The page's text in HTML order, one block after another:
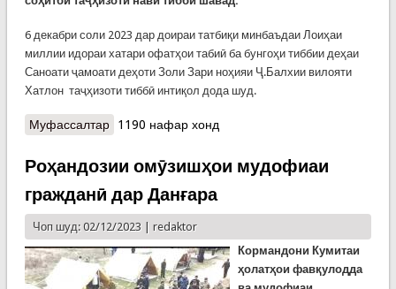
6 декабри соли 2023 дар доираи татбиқи минбаъдаи Лоиҳаи
миллии идораи хатари офатҳои табиӣ ба бунгоҳи тиббии деҳаи
Саноати ҷамоати деҳоти Золи Зари ноҳияи Ҷ.Балхии вилояти
Хатлон таҷҳизоти тиббӣ интиқол дода шуд.
Муфассалтаро Як бунгоҳи тиббӣ дар ноҳияи Ҷалолуддини
1190 нафар хонд
Роҳандозии омӯзишҳои мудофиаи
гражданӣ дар Данғара
Чоп шуд: 02/12/2023 | redaktor
Кормандони Кумитаи
ҳолатҳои фавқулодда